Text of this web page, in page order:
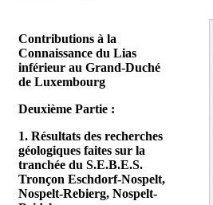
Contributions à la
Connaissance du Lias
inférieur au Grand-Duché
de Luxembourg
Deuxième Partie :
1. Résultats des recherches
géologiques faites sur la
tranchée du S.E.B.E.S.
Tronçon Eschdorf-Nospelt,
Nospelt-Rebierg, Nospelt-